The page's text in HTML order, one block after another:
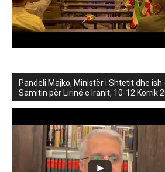
Pandeli Majko, Ministër i Shtetit dhe
Samitin për Lirinë e Iranit, 10-12 Korrik